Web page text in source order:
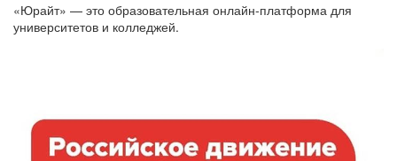
«Юрайт» — это образовательная онлайн-платформа для
университетов и колледжей.